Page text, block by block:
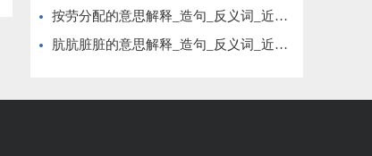
按劳分配的意思解释_造句_反义词_近义词_成语故事
肮肮脏脏的意思解释_造句_反义词_近义词_成语故事